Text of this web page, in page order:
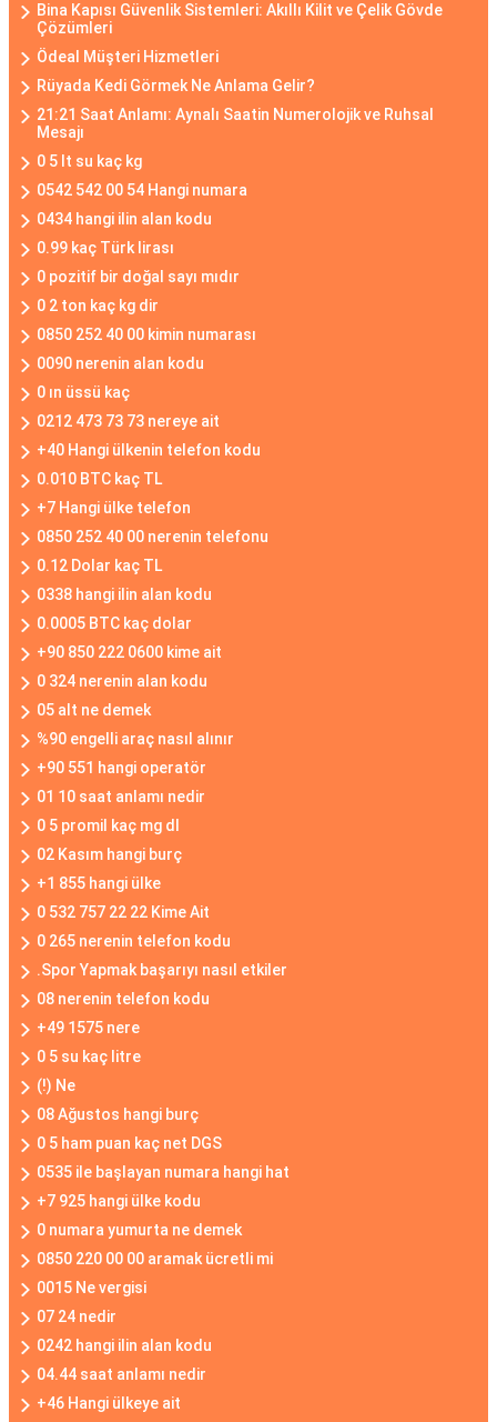
Bina Kapısı Güvenlik Sistemleri: Akıllı Kilit ve Çelik Gövde
Çözümleri
Ödeal Müşteri Hizmetleri
Rüyada Kedi Görmek Ne Anlama Gelir?
21:21 Saat Anlamı: Aynalı Saatin Numerolojik ve Ruhsal
Mesajı
0 5 lt su kaç kg
0542 542 00 54 Hangi numara
0434 hangi ilin alan kodu
0.99 kaç Türk lirası
0 pozitif bir doğal sayı mıdır
0 2 ton kaç kg dir
0850 252 40 00 kimin numarası
0090 nerenin alan kodu
0 ın üssü kaç
0212 473 73 73 nereye ait
+40 Hangi ülkenin telefon kodu
0.010 BTC kaç TL
+7 Hangi ülke telefon
0850 252 40 00 nerenin telefonu
0.12 Dolar kaç TL
0338 hangi ilin alan kodu
0.0005 BTC kaç dolar
+90 850 222 0600 kime ait
0 324 nerenin alan kodu
05 alt ne demek
%90 engelli araç nasıl alınır
+90 551 hangi operatör
01 10 saat anlamı nedir
0 5 promil kaç mg dl
02 Kasım hangi burç
+1 855 hangi ülke
0 532 757 22 22 Kime Ait
0 265 nerenin telefon kodu
.Spor Yapmak başarıyı nasıl etkiler
08 nerenin telefon kodu
+49 1575 nere
0 5 su kaç litre
(!) Ne
08 Ağustos hangi burç
0 5 ham puan kaç net DGS
0535 ile başlayan numara hangi hat
+7 925 hangi ülke kodu
0 numara yumurta ne demek
0850 220 00 00 aramak ücretli mi
0015 Ne vergisi
07 24 nedir
0242 hangi ilin alan kodu
04.44 saat anlamı nedir
+46 Hangi ülkeye ait